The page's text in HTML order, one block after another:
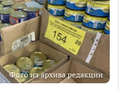
Фото из архива редакции